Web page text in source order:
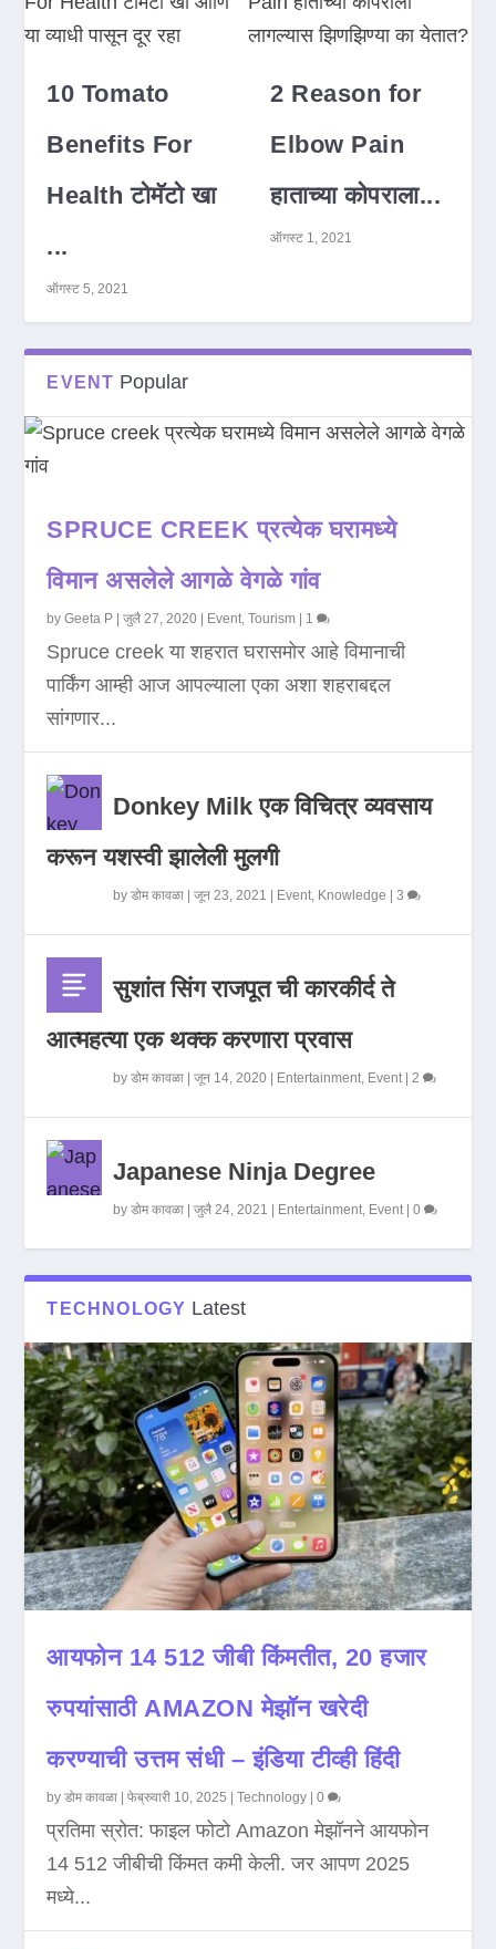
10 Tomato
Benefits For
Health टोमॅटो खा
...
ऑगस्ट 5, 2021
2 Reason for
Elbow Pain
हाताच्या कोपराला...
ऑगस्ट 1, 2021
EVENT Popular
SPRUCE CREEK प्रत्येक घरामध्ये
विमान असलेले आगळे वेगळे गांव
byGeeta P |जुलै 27, 2020 Event,Tourism 1
Spruce creek या शहरात घरासमोर आहे विमानाची
पार्किंग आम्ही आज आपल्याला एका अशा शहराबद्दल
सांगणार...
Donkey Milk एक विचित्र व्यवसाय
करून यशस्वी झालेली मुलगी
byडोम कावळा |जून 23, 2021 Event, Knowledge |3
सुशांत सिंग राजपूत ची कारकीर्द ते
आत्महत्या एक थक्क करणारा प्रवास
byडोम कावळा |जून 14, 2020 Entertainment, Event|2
Japanese Ninja Degree
byडोम कावळा |जुलै 24, 2021 Entertainment, Event|0
TECHNOLOGY Latest
आयफोन 14 512 जीबी किंमतीत, 20 हजार
रुपयांसाठी AMAZON मेझॉन खरेदी
करण्याची उत्तम संधी – इंडिया टीव्ही हिंदी
byडोम कावळा |फेब्रुवारी 10, 2025 |Technology |0
प्रतिमा स्रोत: फाइल फोटो Amazon मेझॉनने आयफोन
14 512 जीबीची किंमत कमी केली. जर आपण 2025
मध्ये...